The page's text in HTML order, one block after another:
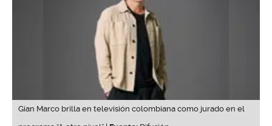
Gian Marco brilla en televisión colombiana como jurado en el